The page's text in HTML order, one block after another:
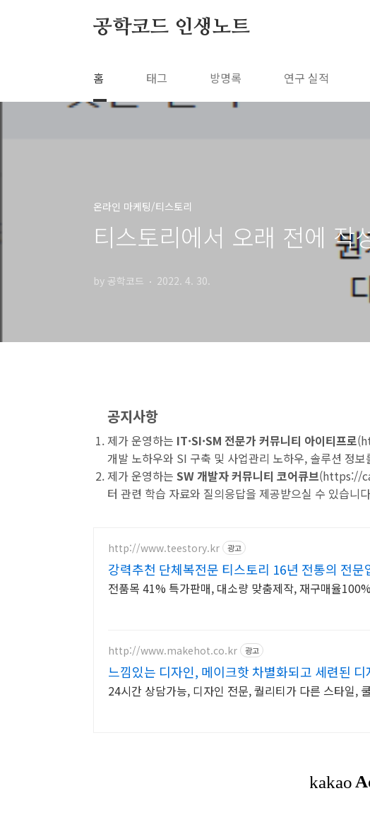
공학코드 인생노트
홈 태그 방명록 연구 실적
온라인 마케팅/티스토리
티스토리에서 오래 전에 작
by 공학코드 2022. 4. 30.
공지사항
제가 운영하는 IT·SI·SM 전문가 커뮤니티 아이티프로(
개발 노하우와 SI 구축 및 사업관리 노하우, 솔루션 정
제가 운영하는 SW 개발자 커뮤니티 코어큐브(https://
터 관련 학습 자료와 질의응답을 제공받으실 수 있습니
http://www.teestory.kr 광고
강력추천 단체복전문 티스토리 16년 전통의 전문
전품목 41% 특가판매, 대소량 맞춤제작, 재구매율
http://www.makehot.co.kr 광고
느낌있는 디자인, 메이크핫 차별화되고 세련된 디
24시간 상담가능, 디자인 전문, 퀄리티가 다른 스타일,